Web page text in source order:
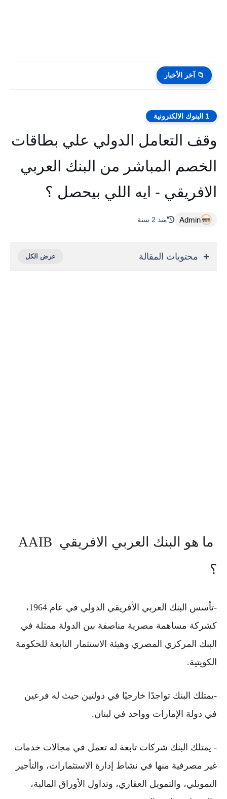
📁 آخر الأخبار
1 البنوك الالكترونية
وقف التعامل الدولي علي بطاقات
الخصم المباشر من البنك العربي
الافريقي - ايه اللي بيحصل ؟
Admin منذ 2 سنة
محتويات المقالة
ما هو البنك العربي الافريقي AAIB
؟
-تأسس البنك العربي الأفريقي الدولي في عام 1964،
كشركة مساهمة مصرية مناصفة بين الدولة ممثلة في
البنك المركزي المصري وهيئة الاستثمار التابعة للحكومة
الكويتية.
-يمتلك البنك تواجدًا خارجيًا في دولتين حيث له فرعين
في دولة الإمارات وواحد في لبنان.
- يمتلك البنك شركات تابعة له تعمل في مجالات خدمات
غير مصرفية منها في نشاط إدارة الاستثمارات، والتأجير
التمويلي، والتمويل العقاري، وتداول الأوراق المالية،